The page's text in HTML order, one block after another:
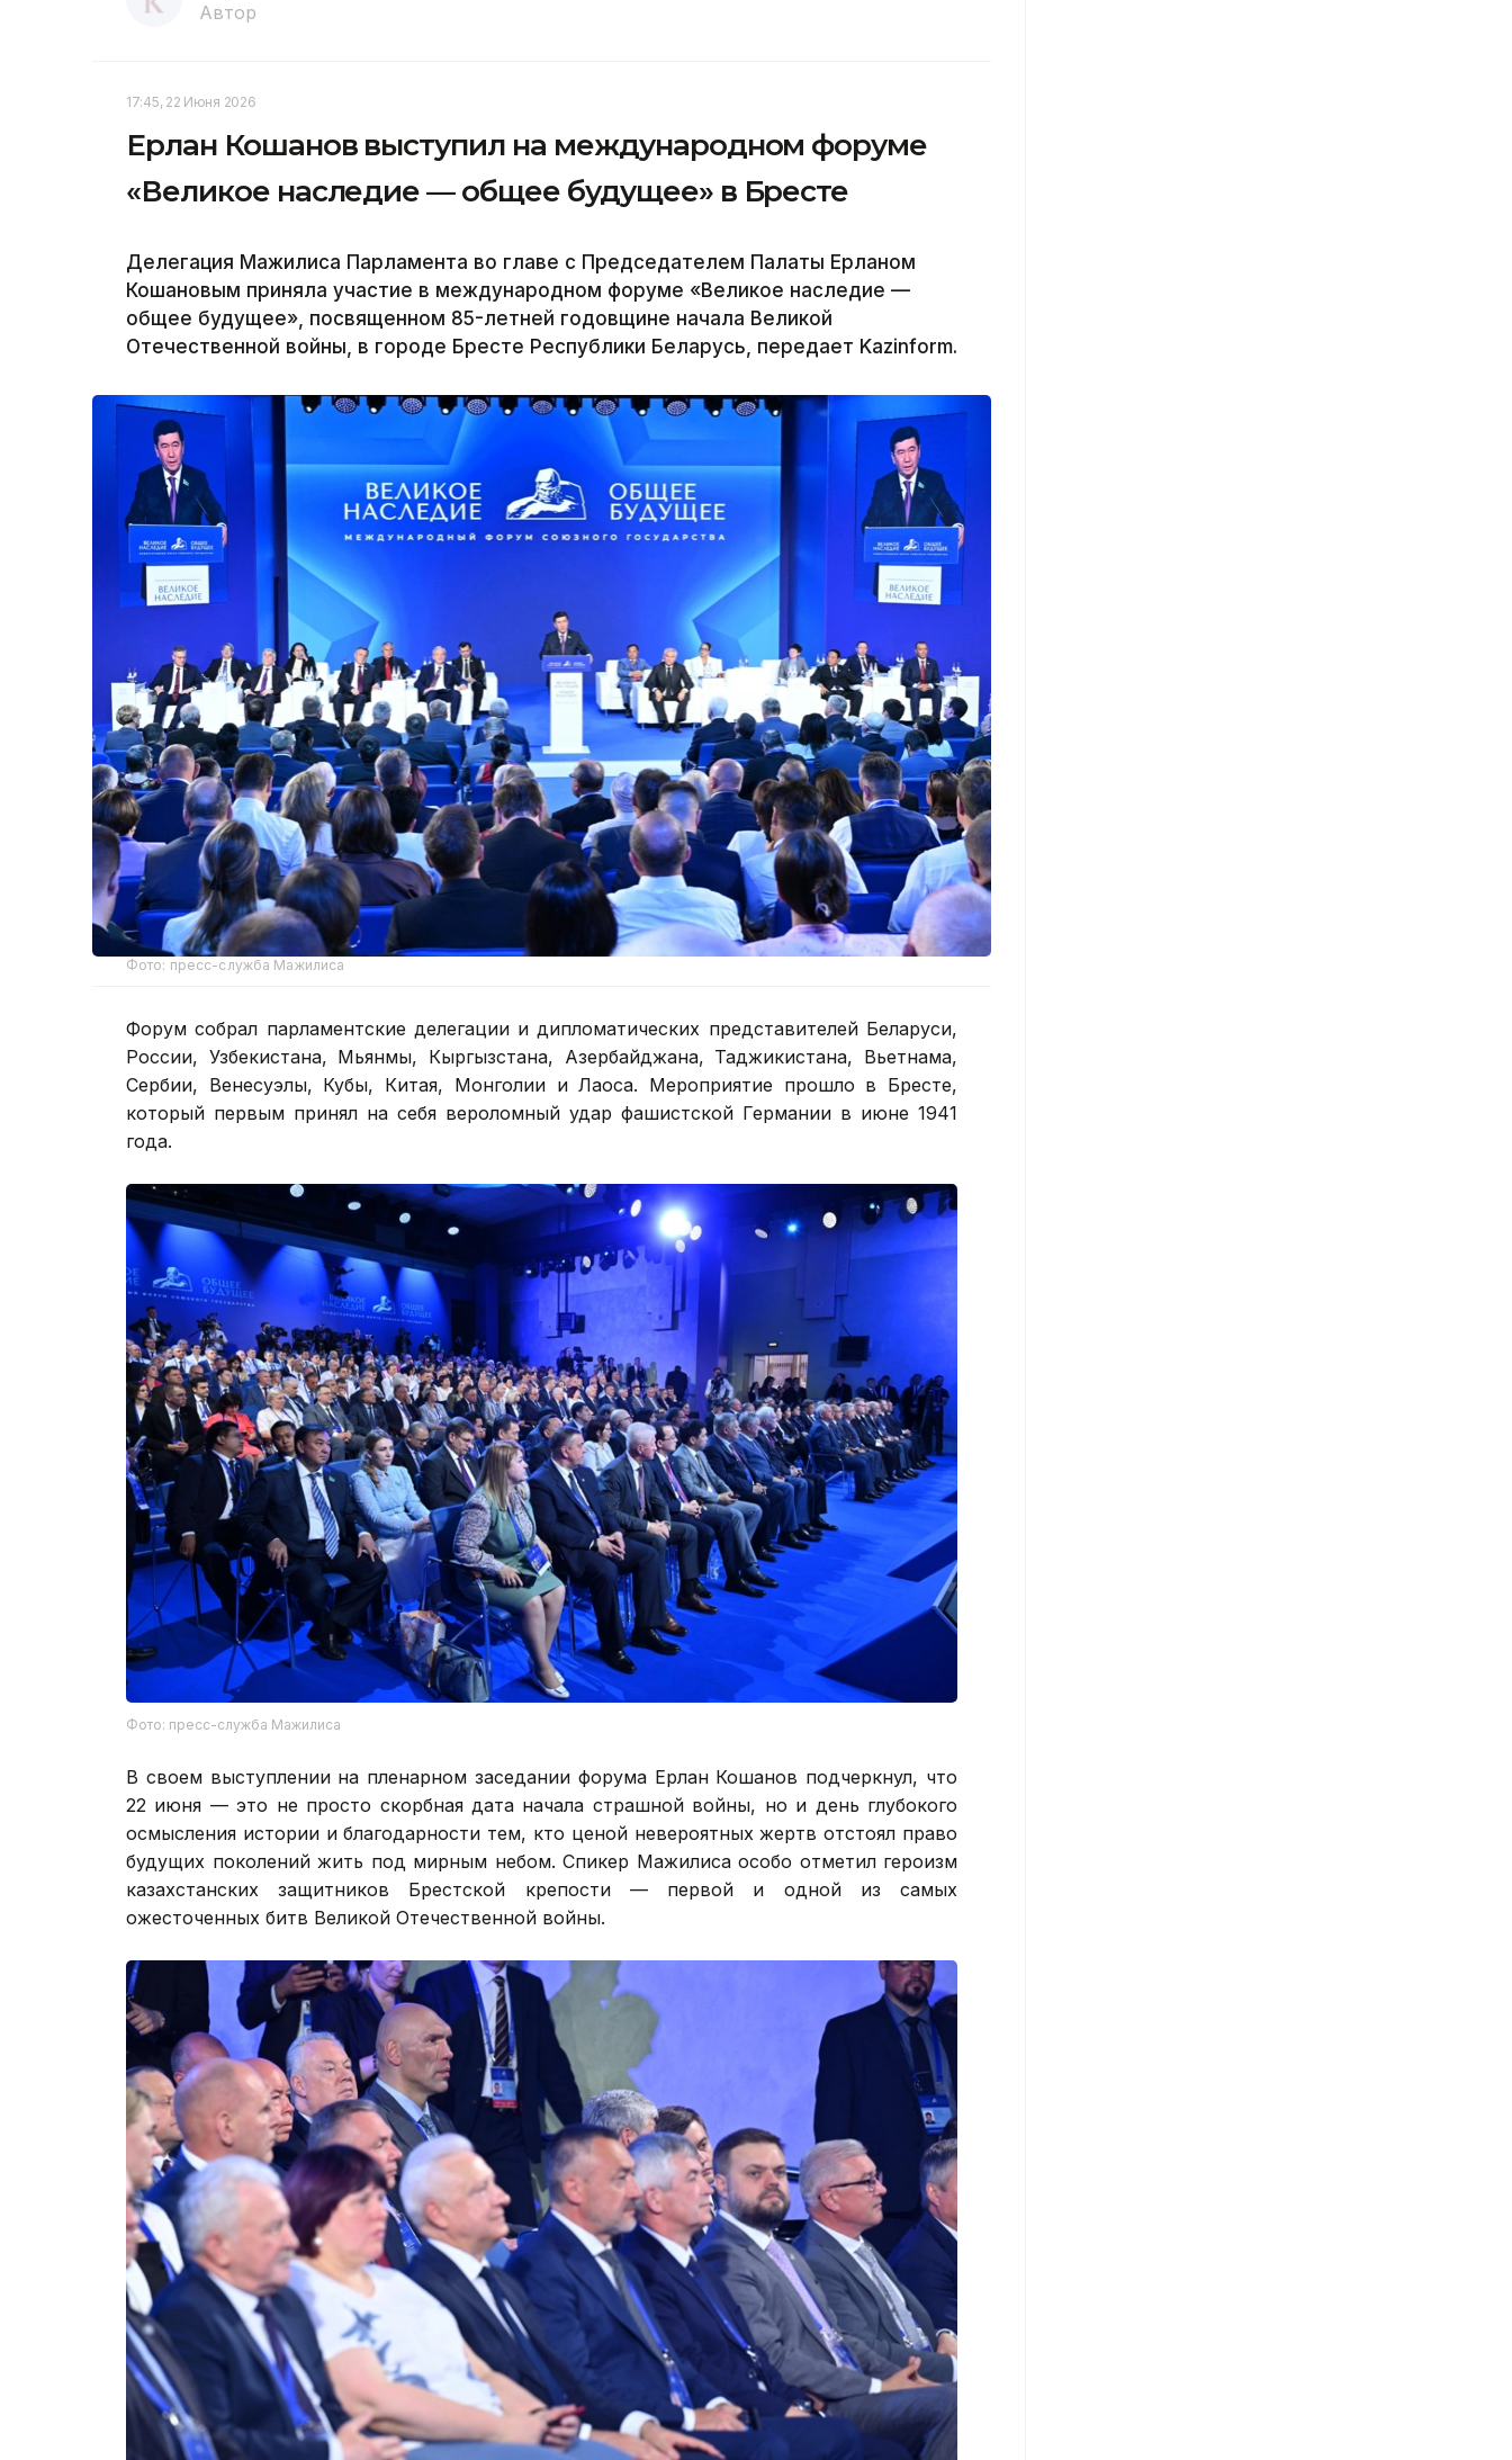
Автор
17:45, 22 Июня 2026
Ерлан Кошанов выступил на международном форуме
«Великое наследие — общее будущее» в Бресте
Делегация Мажилиса Парламента во главе с Председателем Палаты Ерланом
Кошановым приняла участие в международном форуме «Великое наследие —
общее будущее», посвященном 85-летней годовщине начала Великой
Отечественной войны, в городе Бресте Республики Беларусь, передает Kazinform.
Фото: пресс-служба Мажилиса
Форум собрал парламентские делегации и дипломатических представителей Беларуси,
России, Узбекистана, Мьянмы, Кыргызстана, Азербайджана, Таджикистана, Вьетнама,
Сербии, Венесуэлы, Кубы, Китая, Монголии и Лаоса. Мероприятие прошло в Бресте,
который первым принял на себя вероломный удар фашистской Германии в июне 1941
года.
Фото: пресс-служба Мажилиса
В своем выступлении на пленарном заседании форума Ерлан Кошанов подчеркнул, что
22 июня — это не просто скорбная дата начала страшной войны, но и день глубокого
осмысления истории и благодарности тем, кто ценой невероятных жертв отстоял право
будущих поколений жить под мирным небом. Спикер Мажилиса особо отметил героизм
казахстанских защитников Брестской крепости — первой и одной из самых
ожесточенных битв Великой Отечественной войны.